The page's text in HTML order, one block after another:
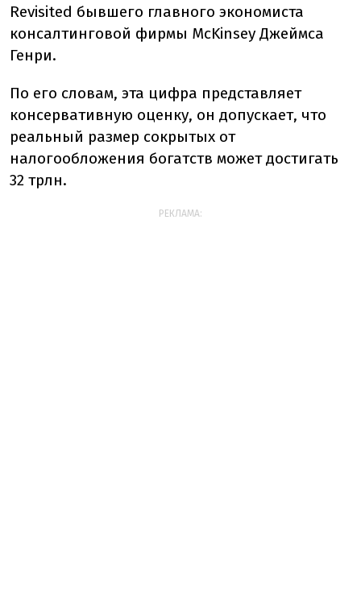
Revisited бывшего главного экономиста
консалтинговой фирмы McKinsey Джеймса
Генри.
По его словам, эта цифра представляет
консервативную оценку, он допускает, что
реальный размер сокрытых от
налогообложения богатств может достигать
32 трлн.
РЕКЛАМА: